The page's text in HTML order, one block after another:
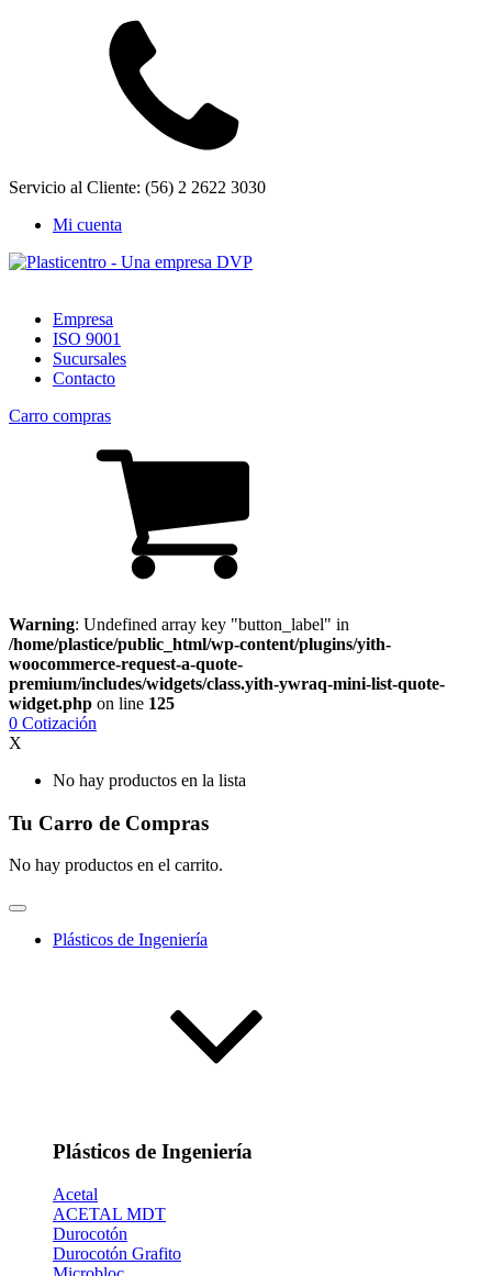
Servicio al Cliente: (56) 2 2622 3030
Mi cuenta
Empresa
ISO 9001
Sucursales
Contacto
Carro compras
Warning: Undefined array key "button_label" in
/home/plastice/public_html/wp-content/plugins/yith-
woocommerce-request-a-quote-
premium/includes/widgets/class.yith-ywraq-mini-list-quote-
widget.php on line 125
0 Cotización
X
No hay productos en la lista
Tu Carro de Compras
No hay productos en el carrito.
Plásticos de Ingeniería
Plásticos de Ingeniería
Acetal
ACETAL MDT
Durocotón
Durocotón Grafito